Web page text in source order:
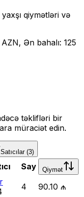
qiymətləri və
Ən bahalı: 125
təklifləri bir
müraciət edin.
Satıcılar(3)
Say Qiymət
4 90.10 ₼